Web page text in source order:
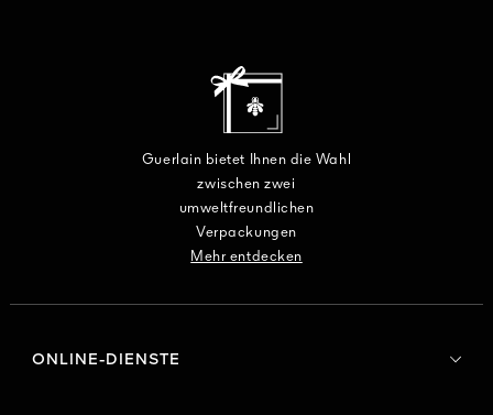
Guerlain bietet Ihnen die Wahl
zwischen zwei
umweltfreundlichen
Verpackungen
Mehr entdecken
ONLINE-DIENSTE